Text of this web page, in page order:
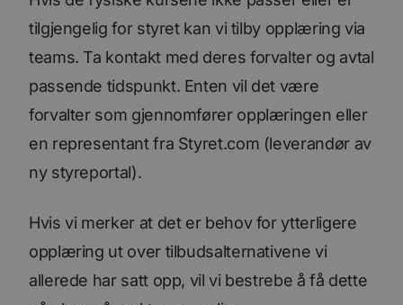
tilgjengelig for styret kan vi tilby opplæring via
teams. Ta kontakt med deres forvalter og avtal
passende tidspunkt. Enten vil det være
forvalter som gjennomfører opplæringen eller
en representant fra Styret.com (leverandør av
ny styreportal).
Hvis vi merker at det er behov for ytterligere
opplæring ut over tilbudsalternativene vi
allerede har satt opp, vil vi bestrebe å få dette